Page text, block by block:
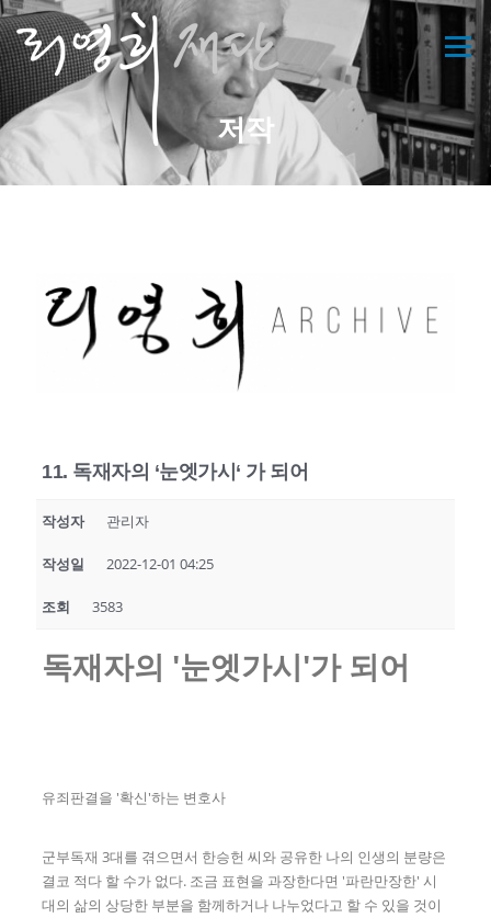
콘
텐
츠
로
바
로
가
기
메뉴
저작
11. 독재자의 ‘눈엣가시‘ 가 되어
작성자 관리자
작성일 2022-12-01 04:25
조회 3583
독재자의 '눈엣가시'가 되어
유죄판결을 '확신'하는 변호사
군부독재 3대를 겪으면서 한승헌 씨와 공유한 나의 인생의 분량은
결코 적다 할 수가 없다. 조금 표현을 과장한다면 '파란만장한' 시
대의 삶의 상당한 부분을 함께하거나 나누었다고 할 수 있을 것이